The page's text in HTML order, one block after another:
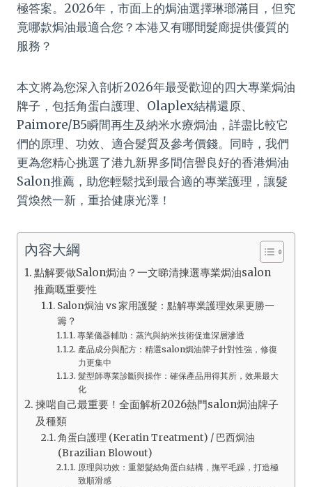
極答案。2026年，市面上的焗油選擇琳瑯滿目，但究
竟哪款焗油最適合您？本港又有哪間髮廊提供優質的
服務？
本文將為您深入剖析2026年最受歡迎的四大專業焗油
牌子，包括角蛋白護理、Olaplex結構還原、
Paimore/B5瞬間再生及納米水療焗油，詳盡比較它
們的原理、功效、適合髮質及參考價錢。同時，我們
更為您精心挑選了港九新界多間信譽良好的香港焗油
Salon推薦，助您輕鬆找到最合適的專業護理，讓髮
質煥然一新，重拾健康光澤！
內容大綱
點解要做Salon焗油？一文睇清揀選專業焗油salon
推薦嘅重要性
Salon焗油 vs 家用護髮：點解專業護理效果更勝一
籌？
專業儀器輔助：蒸汽與納米技術促進深層滲透
產品成分與配方：精選salon焗油牌子針對性強，修復
力更集中
髮型師專業診斷與操作：確保產品用得其所，效果最大
化
揀啱自己最重要！全面解析2026熱門salon焗油牌子
及種類
角蛋白護理 (Keratin Treatment) / 巴西焗油
(Brazilian Blowout)
原理與功效：重塑髮絲角蛋白結構，撫平毛躁，打造極
致順滑感